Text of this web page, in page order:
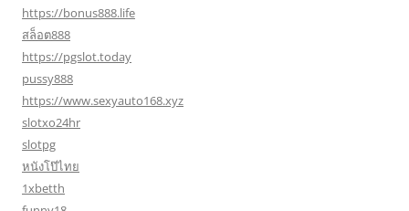
https://bonus888.life
สล็อต888
https://pgslot.today
pussy888
https://www.sexyauto168.xyz
slotxo24hr
slotpg
หนังโป๊ไทย
1xbetth